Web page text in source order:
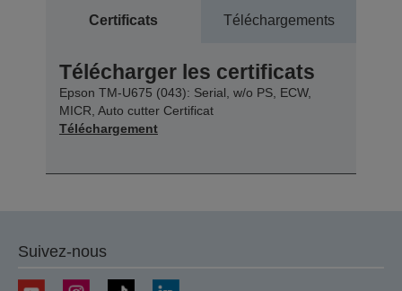
Certificats Téléchargements
Télécharger les certificats
Epson TM-U675 (043): Serial, w/o PS, ECW,
MICR, Auto cutter Certificat
Téléchargement
Suivez-nous